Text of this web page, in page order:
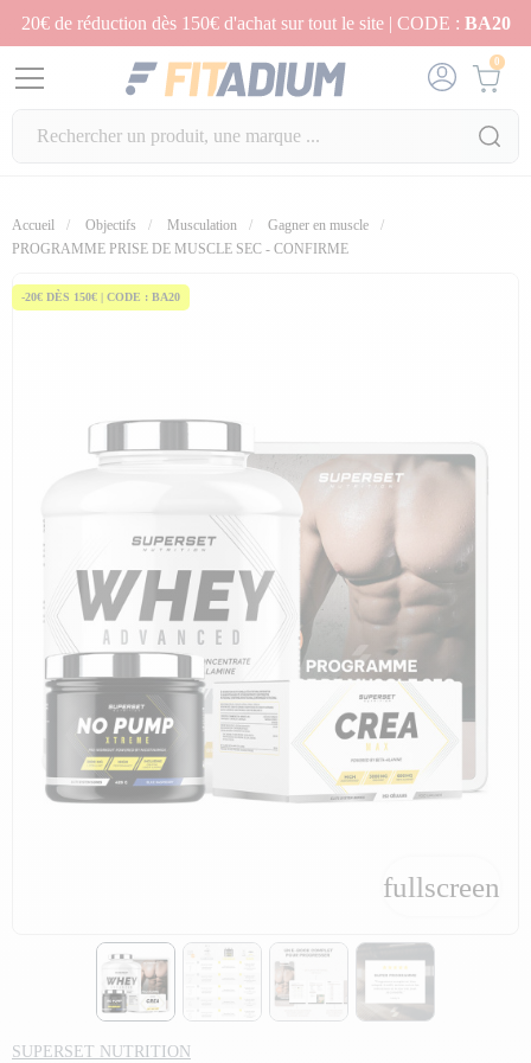
20€ de réduction dès 150€ d'achat sur tout le site | CODE : BA20
0
Accueil Objectifs Musculation
Gagner en muscle
PROGRAMME PRISE DE MUSCLE SEC - CONFIRME
-20€ DÈS 150€ | CODE : BA20
fullscreen
fullscreen
SUPERSET NUTRITION